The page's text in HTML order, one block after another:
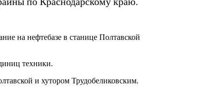
на нефтебазе в станице Полтавской
техники.
и хутором Трудобеликовским.